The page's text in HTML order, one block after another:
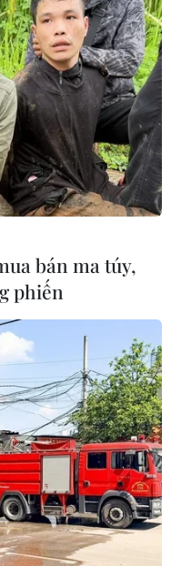
quân với 64
đại bậc nhất thế giới
nhằm củng cố tiềm
liên quan đến
bán ma túy,
phiến